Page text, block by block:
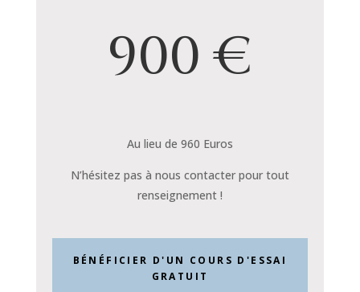
900 €
Au lieu de 960 Euros
N’hésitez pas à nous contacter pour tout
renseignement !
BÉNÉFICIER D'UN COURS D'ESSAI
GRATUIT